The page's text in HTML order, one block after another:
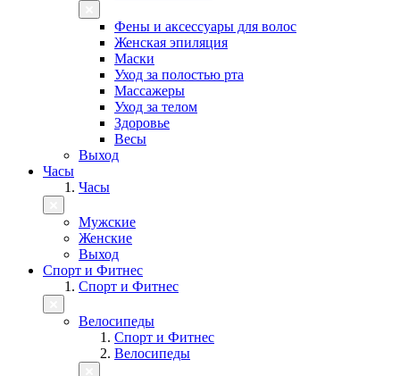
Фены и аксессуары для волос
Женская эпиляция
Маски
Уход за полостью рта
Массажеры
Уход за телом
Здоровье
Весы
Выход
Часы
Часы
Мужские
Женские
Выход
Спорт и Фитнес
Спорт и Фитнес
Велосипеды
Спорт и Фитнес
Велосипеды